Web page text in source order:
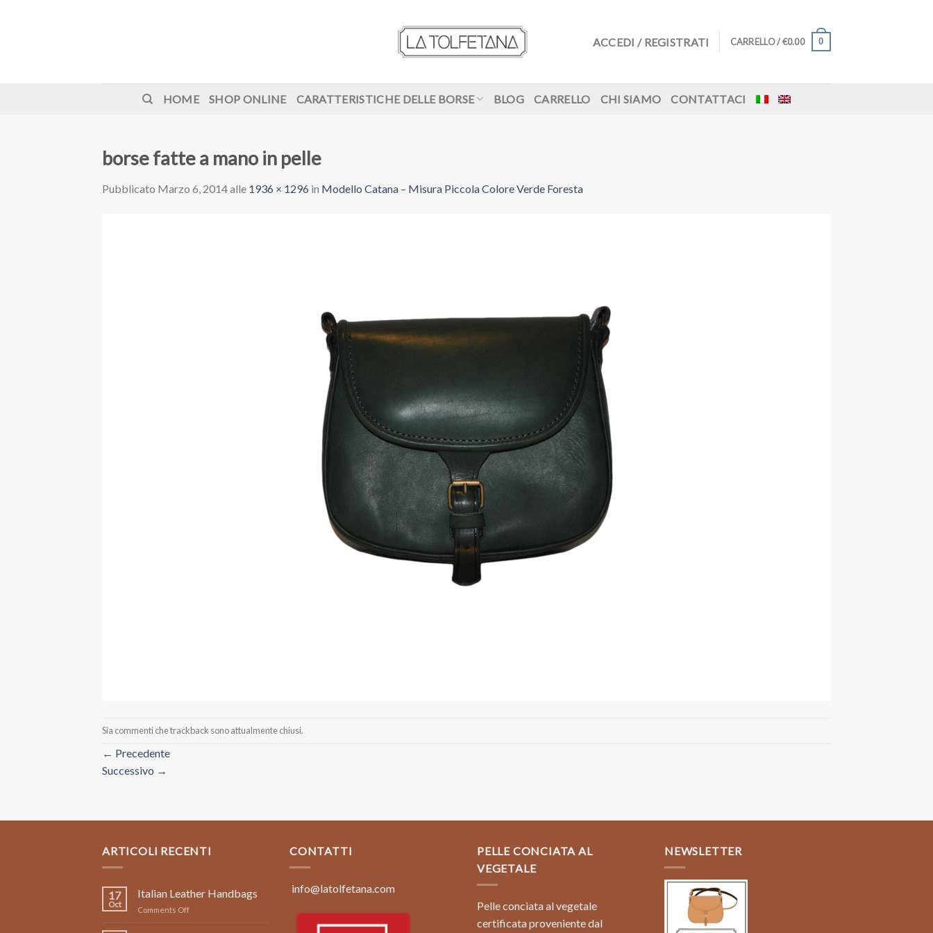
ACCEDI / REGISTRATI CARRELLO /€0.00 0
HOME SHOP ONLINE CARATTERISTICHE DELLE BORSE BLOG CARRELLO CHI SIAMO CONTATTACI
borse fatte a mano in pelle
Pubblicato Marzo 6, 2014alle 1936 × 1296 in Modello Catana – Misura Piccola Colore Verde Foresta
Sia commenti che trackback sono attualmente chiusi.
← Precedente
Successivo →
ARTICOLI RECENTI
17
Oct
Italian Leather Handbags
Comments Offon
CONTATTI
info@latolfetana.com
PELLE CONCIATA AL
VEGETALE
Pelle conciata al vegetale
certificata proveniente dal
NEWSLETTER